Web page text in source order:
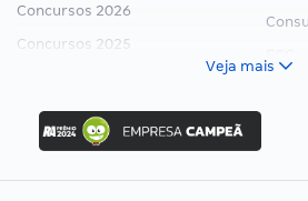
Concursos 2026
Concursos 2025
Concurso Ibama
Concurso MPU
Editais publicados
Veja mais